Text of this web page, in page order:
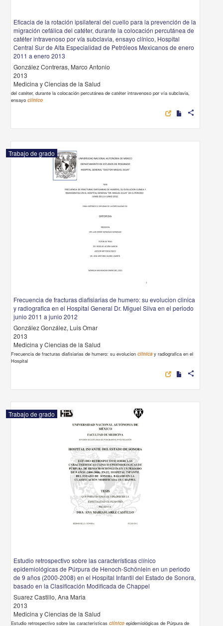
Eficacia de la rotación ipsilateral del cuello para la prevención de la
migración cefálica del catéter, durante la colocación percutánea de
catéter intravenoso por vía subclavia, ensayo clínico, Hospital
Central Sur de Alta Especialidad de Petróleos Mexicanos de enero
2011 a enero 2013
González Contreras, Marco Antonio
2013
Medicina y Ciencias de la Salud
del catéter, durante la colocación percutánea de catéter intravenoso por vía subclavia,
ensayoclínico
share
Trabajo de grado
Frecuencia de fracturas diafisiarias de humero: su evolucion clinica
y radiografica en el Hospital General Dr. Miguel Silva en el periodo
junio 2011 a junio 2012
González González, Luis Omar
2013
Medicina y Ciencias de la Salud
Frecuencia de fracturas diafisiarias de humero: su evolucionclinica y radiografica en el
Hospital
share
Trabajo de grado
Estudio retrospectivo sobre las características clínico
epidemiológicas de Púrpura de Henoch-Schönlein en un periodo
de 9 años (2000-2008) en el Hospital Infantil del Estado de Sonora,
basado en la Clasificación Modificada de Chappel
Suarez Castillo, Ana Maria
2013
Medicina y Ciencias de la Salud
Estudio retrospectivo sobre las característicasclínico epidemiológicas de Púrpura de